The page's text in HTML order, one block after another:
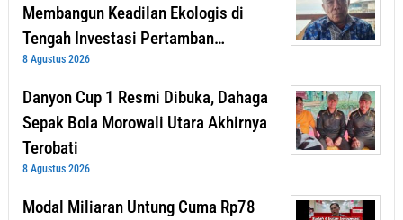
Membangun Keadilan Ekologis di
Tengah Investasi Pertamban…
8 Agustus 2026
Danyon Cup 1 Resmi Dibuka, Dahaga
Sepak Bola Morowali Utara Akhirnya
Terobati
8 Agustus 2026
Modal Miliaran Untung Cuma Rp78